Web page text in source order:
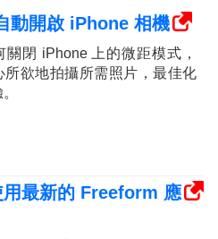
動開啟 iPhone 相機
關閉 iPhone 上的微距模式，
所欲地拍攝所需照片，最佳化
最新的 Freeform 應